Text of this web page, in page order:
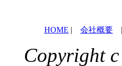
HOME | 会社概要
Copyright